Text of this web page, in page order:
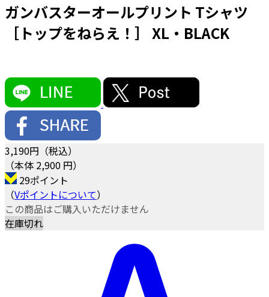
ガンバスターオールプリント Tシャツ
［トップをねらえ！］ XL・BLACK
3,190円（税込）
（本体 2,900 円）
29ポイント
（Vポイントについて）
この商品はご購入いただけません
在庫切れ